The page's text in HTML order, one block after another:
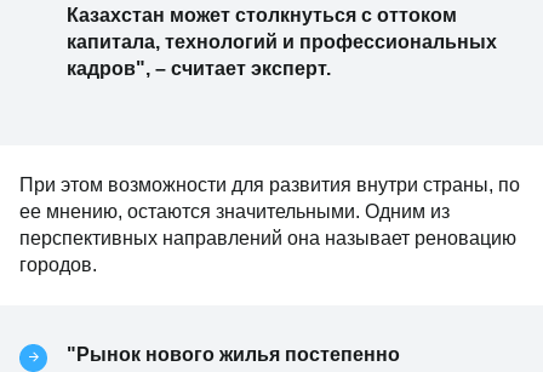
Казахстан может столкнуться с оттоком
капитала, технологий и профессиональных
кадров", – считает эксперт.
При этом возможности для развития внутри страны, по
ее мнению, остаются значительными. Одним из
перспективных направлений она называет реновацию
городов.
"Рынок нового жилья постепенно